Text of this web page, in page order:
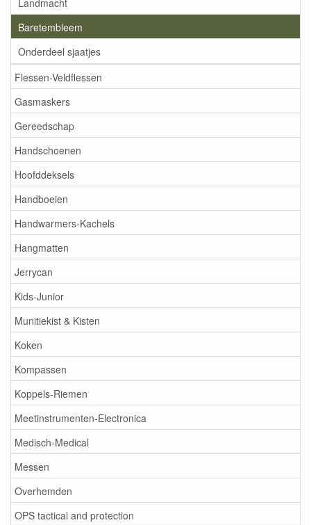
Baretembleem
Onderdeel sjaatjes
Flessen-Veldflessen
Gasmaskers
Gereedschap
Handschoenen
Hoofddeksels
Handboeien
Handwarmers-Kachels
Hangmatten
Jerrycan
Kids-Junior
Munitiekist & Kisten
Koken
Kompassen
Koppels-Riemen
Meetinstrumenten-Electronica
Medisch-Medical
Messen
Overhemden
OPS tactical and protection